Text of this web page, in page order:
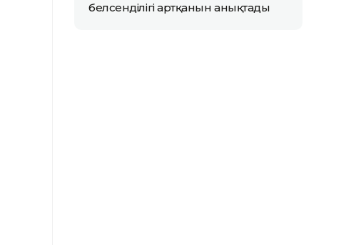
белсенділігі артқанын анықтады